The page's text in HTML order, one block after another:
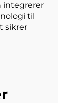
integrerer
til
sikrer